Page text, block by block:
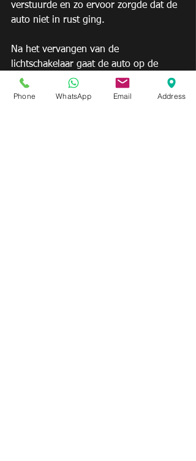
verstuurde en zo ervoor zorgde dat de
auto niet in rust ging.
Na het vervangen van de
lichtschakelaar gaat de auto op de
juiste wijze in rust en bleef er een
rustroom van 138 mA over
Phone WhatsApp Email Address